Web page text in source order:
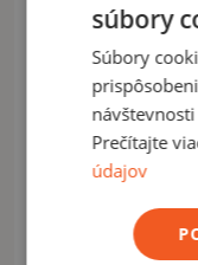
ARMYTEX /
Tričko 3x akciový set -
súbory
Súbory
Prečítajte
údajov